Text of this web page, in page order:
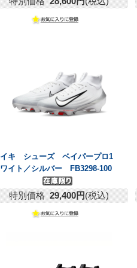
キ シューズ ベイパープロ1
イト／シルバー FB3298-100
特別価格 29,400円(税込)